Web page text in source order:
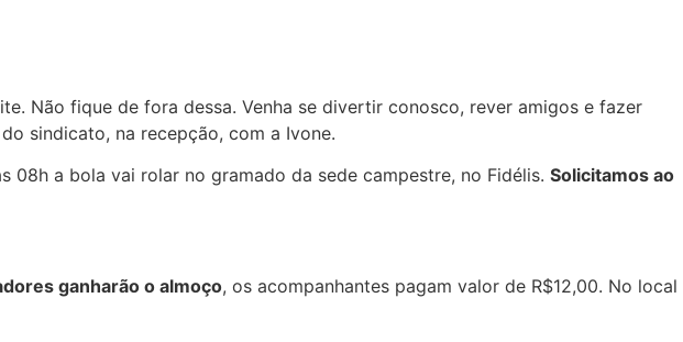
Não fique de fora dessa. Venha se divertir conosco, rever amigos e fazer
sindicato, na recepção, com a Ivone.
a bola vai rolar no gramado da sede campestre, no Fidélis. Solicitamos ao
ganharão o almoço, os acompanhantes pagam valor de R$12,00. No local